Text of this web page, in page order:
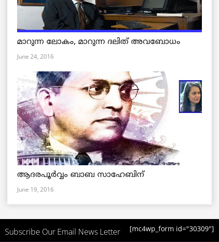
മാറുന്ന ലോകം, മാറുന്ന ദലിത് അവബോധം
June 24, 2016
ആദരപൂര്‍വ്വം ബാബ സാഹേബിന്
June 19, 2016
Subscribe Our Email News Letter [mc4wp_form id="30309"]